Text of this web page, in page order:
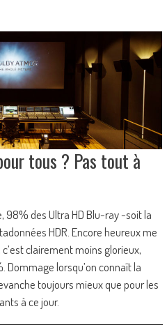
tous ? Pas tout à
98% des Ultra HD Blu-ray -soit la
HDR. Encore heureux me
c’est clairement moins glorieux,
Dommage lorsqu’on connaît la
toujours mieux que pour les
à ce jour.